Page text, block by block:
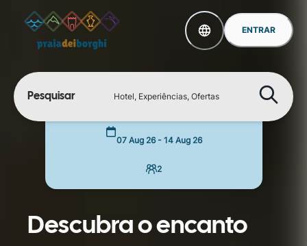
ENTRAR
Pesquisar Hotel, Experiências, Ofertas
07 Aug 26- 14 Aug 26
2
Descubra o encanto